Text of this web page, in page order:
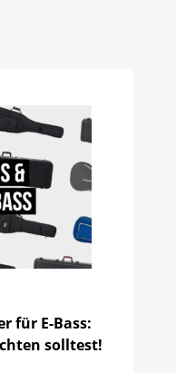
für E-Bass:
solltest!